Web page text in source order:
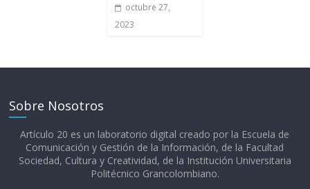
octubre 27,
2023
Sobre Nosotros
Artículo 20 es un laboratorio digital creado por la Escuela de
Comunicación y Gestión de la Información, de la Facultad
Sociedad, Cultura y Creatividad, de la Institución Universitaria
Politécnico Grancolombiano.​